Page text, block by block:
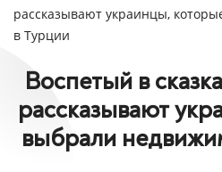
рассказывают украинцы,
в Турции
Воспетый в
рассказывают
выбрали